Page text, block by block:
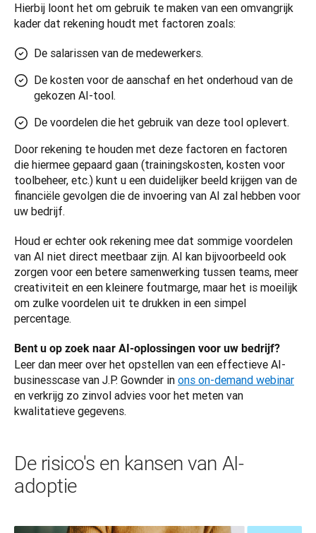
Hierbij loont het om gebruik te maken van een omvangrijk
kader dat rekening houdt met factoren zoals:
De salarissen van de medewerkers.
De kosten voor de aanschaf en het onderhoud van de
gekozen AI-tool.
De voordelen die het gebruik van deze tool oplevert.
Door rekening te houden met deze factoren en factoren
die hiermee gepaard gaan (trainingskosten, kosten voor
toolbeheer, etc.) kunt u een duidelijker beeld krijgen van de
financiële gevolgen die de invoering van AI zal hebben voor
uw bedrijf.
Houd er echter ook rekening mee dat sommige voordelen
van AI niet direct meetbaar zijn. AI kan bijvoorbeeld ook
zorgen voor een betere samenwerking tussen teams, meer
creativiteit en een kleinere foutmarge, maar het is moeilijk
om zulke voordelen uit te drukken in een simpel
percentage.
Bent u op zoek naar AI-oplossingen voor uw bedrijf?
Leer dan meer over het opstellen van een effectieve AI-
businesscase van J.P. Gownder in ons on-demand webinar
en verkrijg zo zinvol advies voor het meten van
kwalitatieve gegevens.
De risico's en kansen van AI-
adoptie